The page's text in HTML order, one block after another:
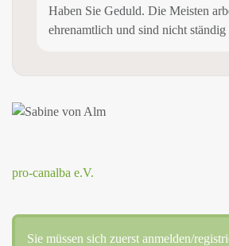
Haben Sie Geduld. Die Meisten
ehrenamtlich und sind nicht ständig
pro-canalba e.V.
Sie müssen sich zuerst anmelden/